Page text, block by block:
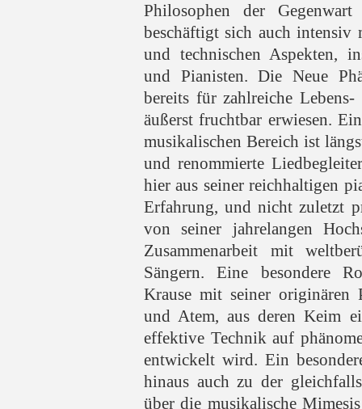
Philosophen der Gegenwart
beschäftigt sich auch intensiv
und technischen Aspekten,
und Pianisten. Die Neue
bereits für zahlreiche
äußerst fruchtbar erwiesen.
musikalischen Bereich ist
und renommierte
hier aus seiner reichhaltigen
Erfahrung, und nicht zuletzt
von seiner jahrelangen
Zusammenarbeit mit
Sängern. Eine besondere
Krause mit seiner originären
und Atem, aus deren Keim
effektive Technik auf
entwickelt wird. Ein
hinaus auch zu der
über die musikalische